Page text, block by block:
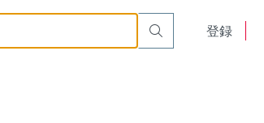
登録
Angle Board or Cable Mount Receptacle